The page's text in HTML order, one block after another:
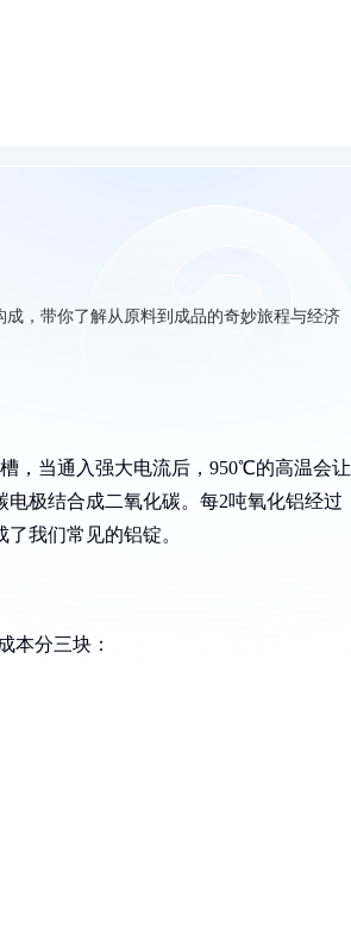
，带你了解从原料到成品的奇妙旅程与经济
，当通入强大电流后，950℃的高温会让
极结合成二氧化碳。每2吨氧化铝经过
我们常见的铝锭。
本分三块：